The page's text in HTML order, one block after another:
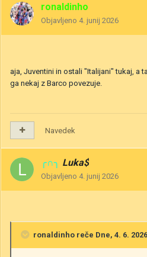
ronaldinho
Objavljeno 4. junij 2026
aja, Juventini in ostali "Italijani" tukaj, a
ga nekaj z Barco povezuje.
Navedek
╭∩╮ Luka$
Objavljeno 4. junij 2026
ronaldinho reče Dne, 4. 6.